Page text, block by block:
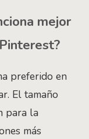
mejor
preferido en
El tamaño
para la
más